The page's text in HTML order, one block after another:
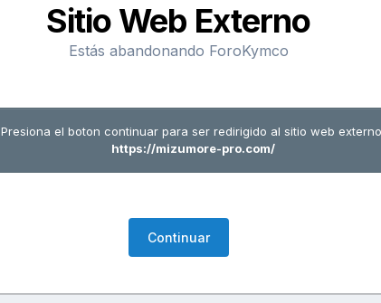
Sitio Web Externo
Estás abandonando ForoKymco
Presiona el boton continuar para ser redirigido al sitio web
https://mizumore-pro.com/
Continuar